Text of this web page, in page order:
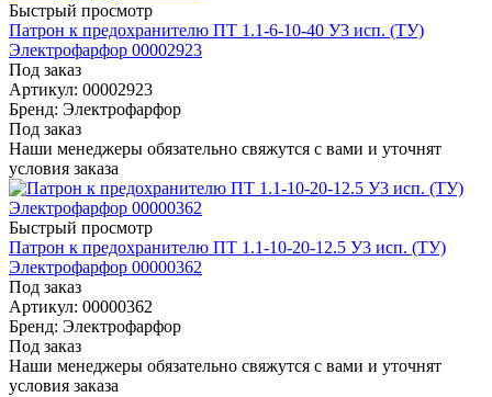
Быстрый просмотр
Патрон к предохранителю ПТ 1.1-6-10-40 У3 исп. (ТУ)
Электрофарфор 00002923
Под заказ
Артикул: 00002923
Бренд: Электрофарфор
Под заказ
Наши менеджеры обязательно свяжутся с вами и уточнят
условия заказа
Быстрый просмотр
Патрон к предохранителю ПТ 1.1-10-20-12.5 У3 исп. (ТУ)
Электрофарфор 00000362
Под заказ
Артикул: 00000362
Бренд: Электрофарфор
Под заказ
Наши менеджеры обязательно свяжутся с вами и уточнят
условия заказа